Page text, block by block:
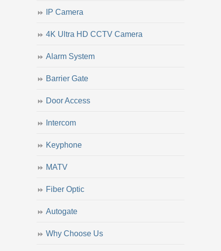
IP Camera
4K Ultra HD CCTV Camera
Alarm System
Barrier Gate
Door Access
Intercom
Keyphone
MATV
Fiber Optic
Autogate
Why Choose Us